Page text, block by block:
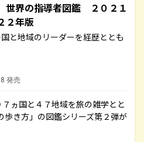
界の指導者図鑑 ２０２１
２年版
と地域のリーダーを経歴ととも
発売
ヵ国と４７地域を旅の雑学とと
歩き方」の図鑑シリーズ第２弾が